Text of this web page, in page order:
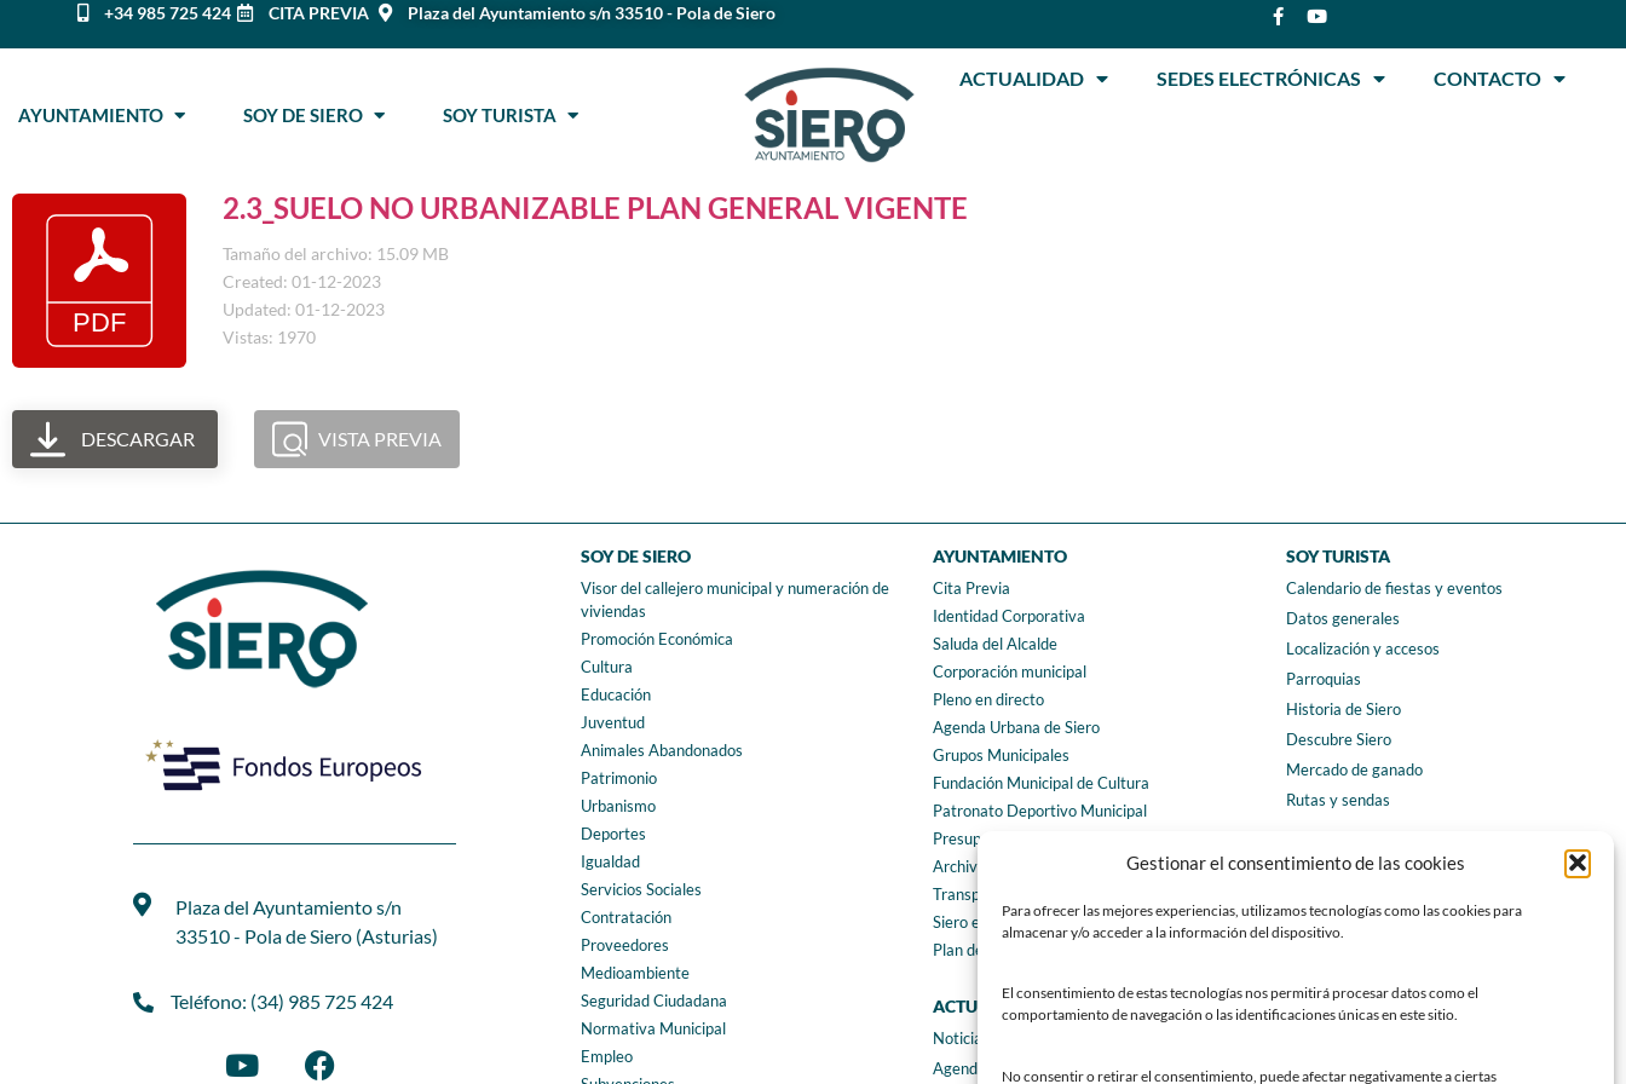
Gestionar el consentimiento de las cookies
Para ofrecer las mejores experiencias, utilizamos tecnologías como las cookies para
almacenar y/o acceder a la información del dispositivo.
El consentimiento de estas tecnologías nos permitirá procesar datos como el
comportamiento de navegación o las identificaciones únicas en este sitio.
No consentir o retirar el consentimiento, puede afectar negativamente a ciertas
+34 985 725 424 CITA PREVIA Plaza del Ayuntamiento s/n 33510 - Pola de Siero
AYUNTAMIENTO SOY DE SIERO SOY TURISTA
ACTUALIDAD SEDES ELECTRÓNICAS CONTACTO
2.3_SUELO NO URBANIZABLE PLAN GENERAL VIGENTE
Tamaño del archivo: 15.09 MB
Created: 01-12-2023
Updated: 01-12-2023
Vistas: 1970
DESCARGAR VISTA PREVIA
Plaza del Ayuntamiento s/n
33510 - Pola de Siero (Asturias)
Teléfono: (34) 985 725 424
SOY DE SIERO
Visor del callejero municipal y numeración de
viviendas
Promoción Económica
Cultura
Educación
Juventud
Animales Abandonados
Patrimonio
Urbanismo
Deportes
Igualdad
Servicios Sociales
Contratación
Proveedores
Medioambiente
Seguridad Ciudadana
Normativa Municipal
Empleo
AYUNTAMIENTO
Cita Previa
Identidad Corporativa
Saluda del Alcalde
Corporación municipal
Pleno en directo
Agenda Urbana de Siero
Grupos Municipales
Fundación Municipal de Cultura
Patronato Deportivo Municipal
Presupuestos municipales
Archivo municipal
Transparencia
Siero en Cifras
Plan de igualdad
ACTUALIDAD
Noticias
Agenda
SOY TURISTA
Calendario de fiestas y eventos
Datos generales
Localización y accesos
Parroquias
Historia de Siero
Descubre Siero
Mercado de ganado
Rutas y sendas
CONTACTO
Teléfonos de interés
Formulario de contacto